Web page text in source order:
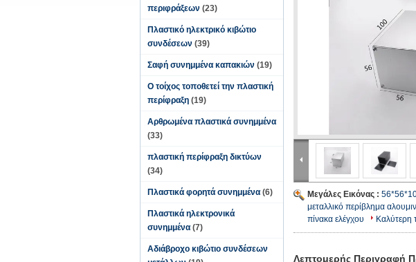
περιφράξεων (23)
Πλαστικό ηλεκτρικό κιβώτιο
συνδέσεων (39)
Σαφή συνημμένα καπακιών (19)
Ο τοίχος τοποθετεί την πλαστική
περίφραξη (19)
Αρθρωμένα πλαστικά συνημμένα
(33)
πλαστική περίφραξη δικτύων
(34)
Πλαστικά φορητά συνημμένα (6)
Πλαστικά ηλεκτρονικά
συνημμένα (7)
Αδιάβροχο κιβώτιο συνδέσεων
Μεγάλες Εικόνας :
μεταλλικό περίβλημα
πίνακα ελέγχου
Καλύτερη
Λεπτομερής Περιγραφή